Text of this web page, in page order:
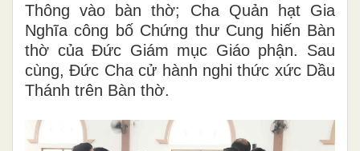
Thông vào bàn thờ; Cha Quản hạt Gia
Nghĩa công bố Chứng thư Cung hiến Bàn
thờ của Đức Giám mục Giáo phận. Sau
cùng, Đức Cha cử hành nghi thức xức Dầu
Thánh trên Bàn thờ.